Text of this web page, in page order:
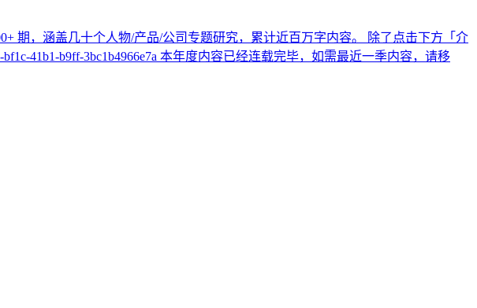
期，涵盖几十个人物/产品/公司专题研究，累计近百万字内容。 除了点击下方「介
41b1-b9ff-3bc1b4966e7a 本年度内容已经连载完毕，如需最近一季内容，请移